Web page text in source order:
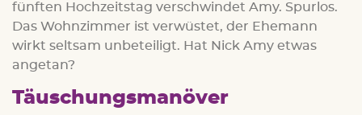
fünften Hochzeitstag verschwindet Amy. Spurlos.
Das Wohnzimmer ist verwüstet, der Ehemann
wirkt seltsam unbeteiligt. Hat Nick Amy etwas
angetan?
Täuschungsmanöver